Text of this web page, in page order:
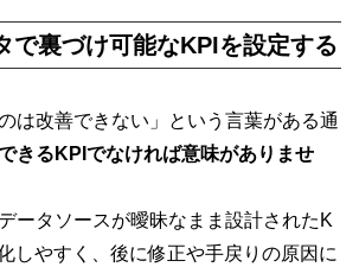
で裏づけ可能なKPIを設定する
は改善できない」という言葉がある通
きるKPIでなければ意味がありませ
ータソースが曖昧なまま設計されたK
しやすく、後に修正や手戻りの原因に